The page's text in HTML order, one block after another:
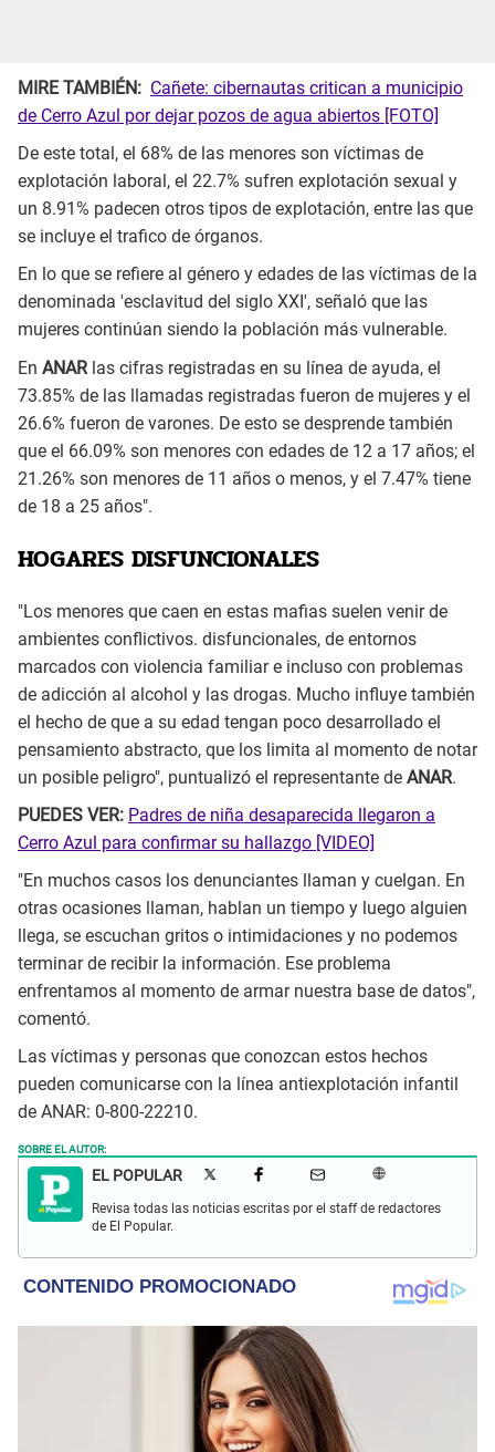
MIRE TAMBIÉN: Cañete: cibernautas critican a municipio
de Cerro Azul por dejar pozos de agua abiertos [FOTO]
De este total, el 68% de las menores son víctimas de
explotación laboral, el 22.7% sufren explotación sexual y
un 8.91% padecen otros tipos de explotación, entre las que
se incluye el trafico de órganos.
En lo que se refiere al género y edades de las víctimas de la
denominada 'esclavitud del siglo XXI', señaló que las
mujeres continúan siendo la población más vulnerable.
En ANAR las cifras registradas en su línea de ayuda, el
73.85% de las llamadas registradas fueron de mujeres y el
26.6% fueron de varones. De esto se desprende también
que el 66.09% son menores con edades de 12 a 17 años; el
21.26% son menores de 11 años o menos, y el 7.47% tiene
de 18 a 25 años".
HOGARES DISFUNCIONALES
"Los menores que caen en estas mafias suelen venir de
ambientes conflictivos. disfuncionales, de entornos
marcados con violencia familiar e incluso con problemas
de adicción al alcohol y las drogas. Mucho influye también
el hecho de que a su edad tengan poco desarrollado el
pensamiento abstracto, que los limita al momento de notar
un posible peligro", puntualizó el representante de ANAR.
PUEDES VER: Padres de niña desaparecida llegaron a
Cerro Azul para confirmar su hallazgo [VIDEO]
"En muchos casos los denunciantes llaman y cuelgan. En
otras ocasiones llaman, hablan un tiempo y luego alguien
llega, se escuchan gritos o intimidaciones y no podemos
terminar de recibir la información. Ese problema
enfrentamos al momento de armar nuestra base de datos",
comentó.
Las víctimas y personas que conozcan estos hechos
pueden comunicarse con la línea antiexplotación infantil
de ANAR: 0-800-22210.
SOBRE EL AUTOR:
EL POPULAR
Revisa todas las noticias escritas por el staff de redactores
de El Popular.